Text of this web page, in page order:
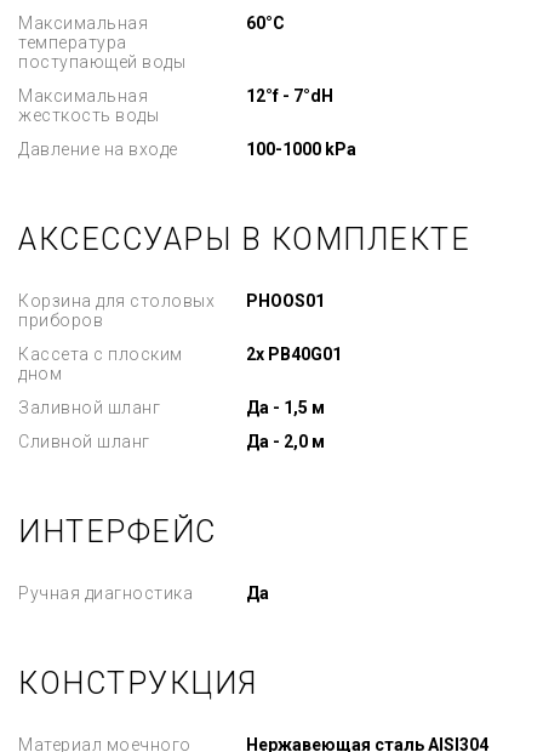
Максимальная
температура
поступающей воды
60°C
Максимальная
жесткость воды
12°f - 7°dH
Давление на входе 100-1000 kPa
АКСЕССУАРЫ В КОМПЛЕКТЕ
Корзина для столовых
приборов
PHOOS01
Кассета с плоским
дном
2x PB40G01
Заливной шланг
Да - 1,5 м
Сливной шланг
Да - 2,0 м
ИНТЕРФЕЙС
Ручная диагностика Да
КОНСТРУКЦИЯ
Материал моечного Нержавеющая сталь AISI304